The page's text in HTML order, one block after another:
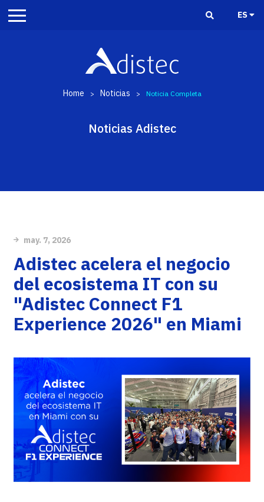
ES
Home > Noticias > Noticia Completa
Noticias Adistec
may. 7, 2026
Adistec acelera el negocio
del ecosistema IT con su
"Adistec Connect F1
Experience 2026" en Miami